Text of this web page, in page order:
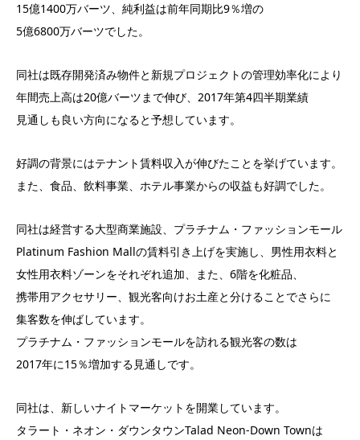
15億1400万バーツ、純利益は前年同期比9％増の
5億6800万バーツでした。
同社は既存開発済み物件と新規プロジェクトの管理効率化により
年間売上高は20億バーツまで伸び、2017年第4四半期業績
見通しも良い方向になると予想しています。
好調の背景にはテナント賃料収入が伸びたことを挙げています。
また、食品、飲料事業、ホテル事業からの収益も好調でした。
同社は経営する大型商業施設、プラチナム・ファッションモール
Platinum Fashion Mallの賃料引き上げを実施し、男性用衣料と
女性用衣料ゾーンをそれぞれ追加、また、6階を化粧品、
携帯用アクセサリー、観光客向けお土産と分けることでさらに
集客数を伸ばしています。
プラチナム・ファッションモールを訪れる観光客の数は
2017年に15％増加する見通しです。
同社は、新しいナイトマーケットを開業しています。
タラート・ネオン・ダウンタウンTalad Neon-Down Townは